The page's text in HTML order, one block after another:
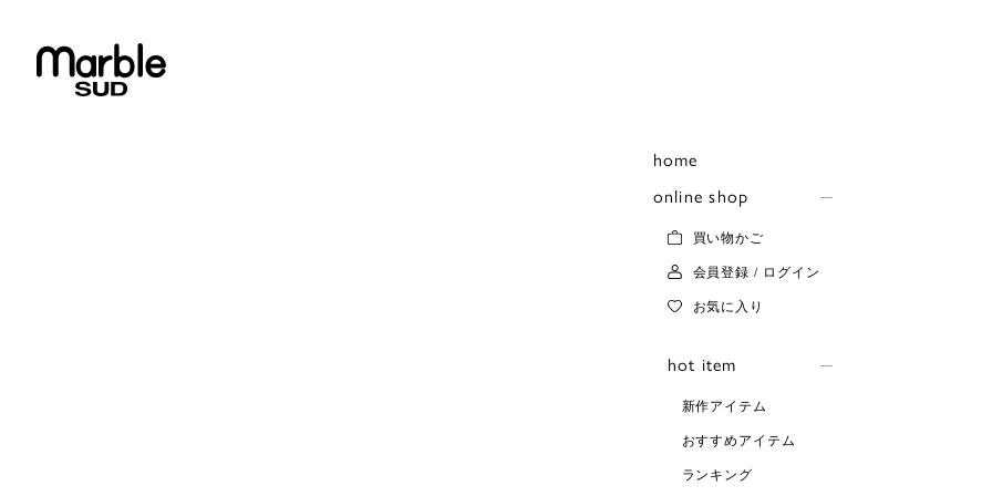
home
online shop
買い物かご
会員登録 / ログイン
お気に入り
hot item
新作アイテム
おすすめアイテム
ランキング